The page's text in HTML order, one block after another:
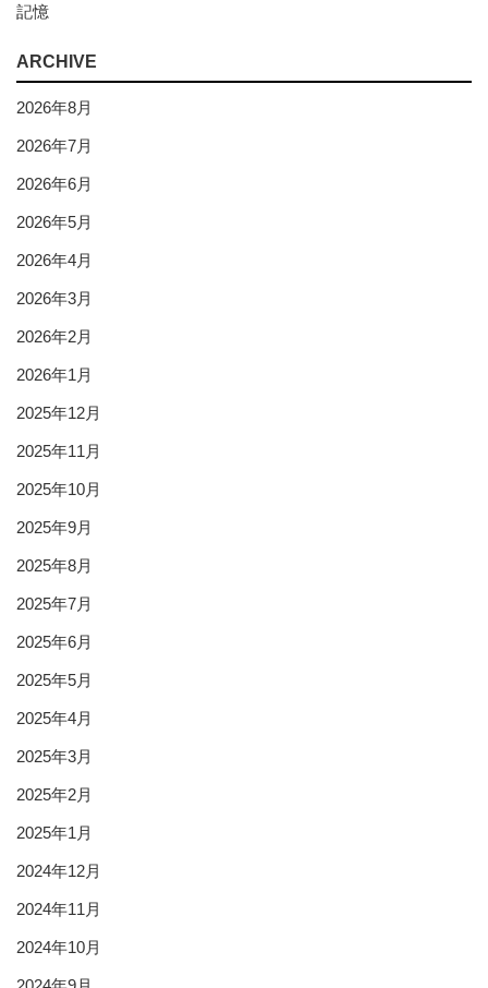
記憶
ARCHIVE
2026年8月
2026年7月
2026年6月
2026年5月
2026年4月
2026年3月
2026年2月
2026年1月
2025年12月
2025年11月
2025年10月
2025年9月
2025年8月
2025年7月
2025年6月
2025年5月
2025年4月
2025年3月
2025年2月
2025年1月
2024年12月
2024年11月
2024年10月